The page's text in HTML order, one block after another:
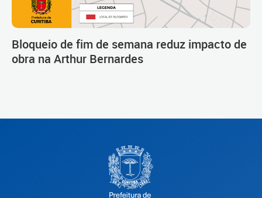
Bloqueio de fim de semana reduz impacto de
obra na Arthur Bernardes